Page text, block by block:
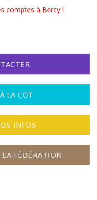
comptes à Bercy !
LA CGT
INFOS
LA FÉDÉRATION